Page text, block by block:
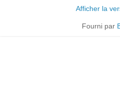
Afficher la
Fourni par